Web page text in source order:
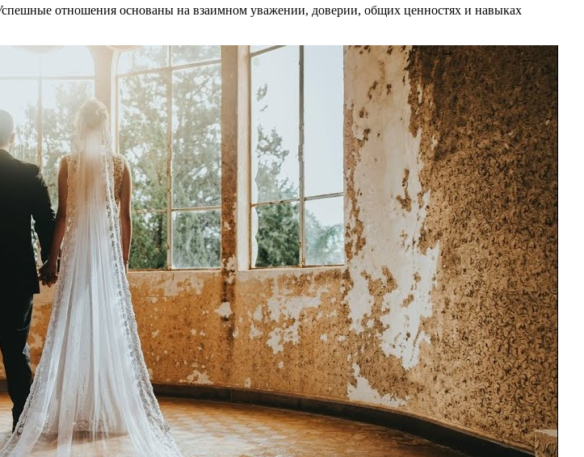
отношения основаны на взаимном уважении, доверии, общих ценностях и навыках